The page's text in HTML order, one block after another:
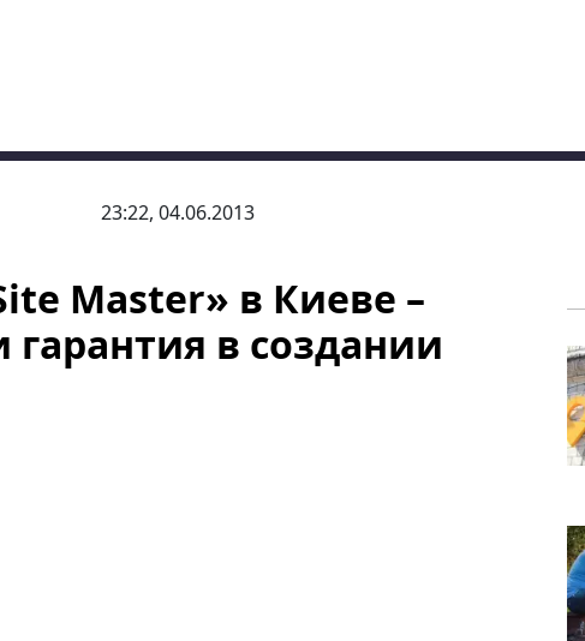
23:22, 04.06.2013
Master» в Киеве –
гарантия в создании